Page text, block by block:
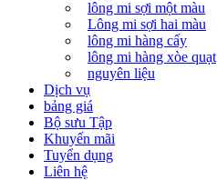
lông mi sợi một màu
Lông mi sợi hai màu
lông mi hàng cấy
lông mi hàng xòe quạt
nguyên liệu
Dịch vụ
bảng giá
Bộ sưu Tập
Khuyến mãi
Tuyển dụng
Liên hệ